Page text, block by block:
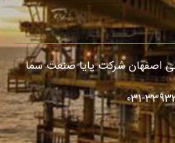
اصفهان شرکت پایا صنعت سما